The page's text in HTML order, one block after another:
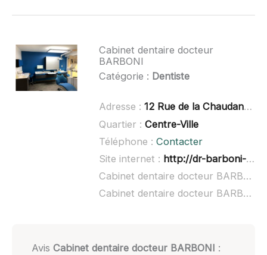
Cabinet dentaire docteur
BARBONI
Catégorie : Dentiste
Adresse : 12 Rue de la Chaudanne, 73100 Aix-les-Bains
Quartier : Centre-Ville
Téléphone : Contacter
Site internet : http://dr-barboni-severine.chirurgiens-dentistes.fr/
Cabinet dentaire docteur BARBONI à domicile :
Cabinet dentaire docteur BARBONI ouvert dimanche :
Avis Cabinet dentaire docteur BARBONI :